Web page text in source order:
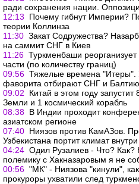
ради сохранения нации.
12:13
Почему гибнут Империи?
теории Коллинза
11:30 Закат Содружества?
на саммит СНГ в Киев
11:26 Туркменбаши
части (по количеству границ)
09:56 Тяжелые времена "Итеры".
фаворита отбирают СНГ и Балтию
09:02
Китай в этом году запустит
Земли и 1 космический корабль
08:38 В Индии проходит
азиатском регионе
07:40 Ниязов против КамАЗов.
Узбекистана портит климат
04:24 Одил Рузалиев - Что? Как?
полемику с Хакназаровым я не
00:56 "МК" - Ниязова "кинули",
прокуроры ухватили след